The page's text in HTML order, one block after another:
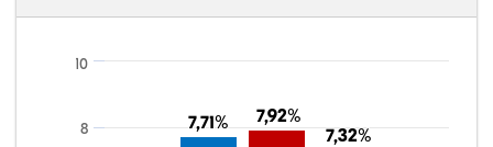
7,71%
7,71% 7,92%
7,92%
7,32%
7,32%
8
10
7,18%
14,84%
0,39%
74,06%
1,07%
2,45%
21,99%
7,16%
0,36%
66,18%
2,81%
1,50%